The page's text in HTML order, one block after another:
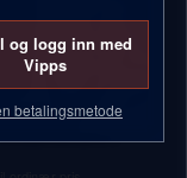
og logg inn med
Vipps
betalingsmetode